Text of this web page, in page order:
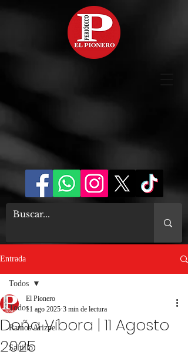
Entrada
Todos
Ramos Arizpe
Saltillo
Todos
Doña Víbora | 11 Agosto
2025
El Pionero
11 ago 2025 3 min de lectura